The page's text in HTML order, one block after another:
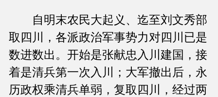
自明末农民大起义、迄至刘文秀部
取四川，各派政治军事势力对四川已是
数进数出。开始是张献忠入川建国，接
着是清兵第一次入川；大军撤出后，永
历政权乘清兵单弱，复取四川，经过两